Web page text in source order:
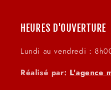
HEURES D'OUVERTURE
Lundi au vendredi :
Réalisé par: L'agence